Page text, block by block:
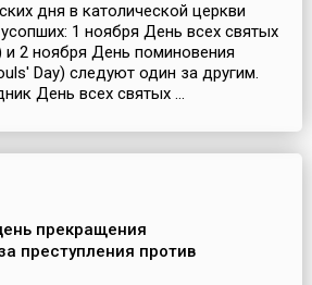
дня в католической церкви
1 ноября День всех святых
и 2 ноября День поминовения
Day) следуют один за другим.
День всех святых ...
прекращения
преступления против